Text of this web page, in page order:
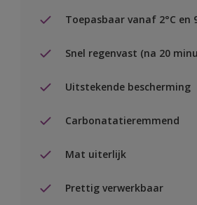
Toepasbaar vanaf 2°C en
Snel regenvast (na 20
Uitstekende bescherming
Carbonatatieremmend
Mat uiterlijk
Prettig verwerkbaar